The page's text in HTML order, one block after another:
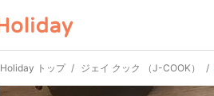
Holiday トップ ジェイ クック （J-COOK）